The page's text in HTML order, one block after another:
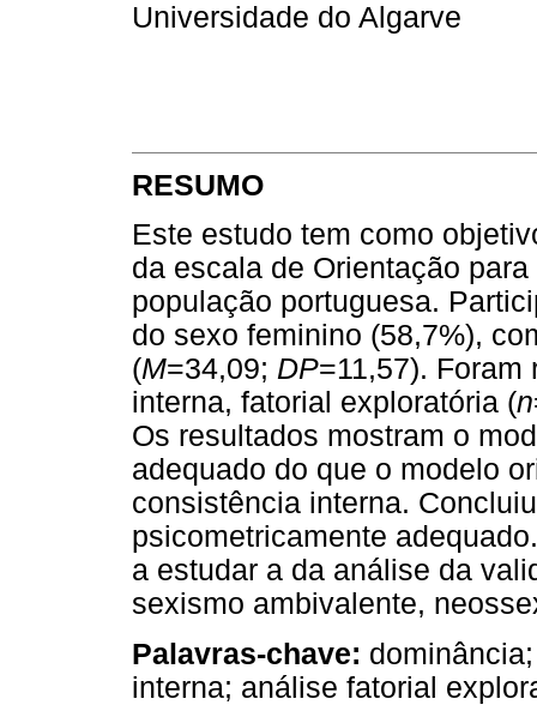
Universidade do Algarve
RESUMO
Este estudo tem como
da escala de Orientação
população portuguesa.
do sexo feminino (58,7%),
(M=34,09; DP=11,57).
interna, fatorial exploratória (n
Os resultados mostram o
adequado do que o modelo
consistência interna.
psicometricamente
a estudar a da análise da
sexismo ambivalente,
Palavras-chave:
interna; análise fatorial